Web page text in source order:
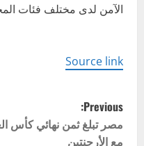
الآمن لدى مختلف فئات
Source link
P
o
Previous:
مصر تبلغ ثمن نهائي كأس
مع الأرجنتين